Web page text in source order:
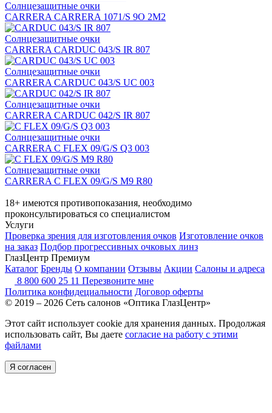
Солнцезащитные очки
CARRERA CARRERA 1071/S 9O 2M2
Солнцезащитные очки
CARRERA CARDUC 043/S IR 807
Солнцезащитные очки
CARRERA CARDUC 043/S UC 003
Солнцезащитные очки
CARRERA CARDUC 042/S IR 807
Солнцезащитные очки
CARRERA C FLEX 09/G/S Q3 003
Солнцезащитные очки
CARRERA C FLEX 09/G/S M9 R80
18+ имеются противопоказания, необходимо
проконсультироваться со специалистом
Услуги
Проверка зрения для изготовления очков Изготовление очков
на заказ Подбор прогрессивных очковых линз
ГлазЦентр Премиум
Каталог Бренды О компании Отзывы Акции Салоны и адреса
8 800 600 25 11 Перезвоните мне
Политика конфидециальности Договор оферты
© 2019 – 2026 Сеть салонов «Оптика ГлазЦентр»
Этот сайт использует cookie для хранения данных. Продолжая
использовать сайт, Вы даете согласие на работу с этими
файлами
Я согласен